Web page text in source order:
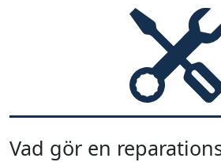
Vad gör en